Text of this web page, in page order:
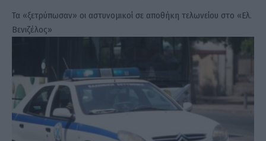
Τα «ξετρύπωσαν» οι αστυνομικοί σε αποθήκη τελωνείου στο «Ελ.
Βενιζέλος»